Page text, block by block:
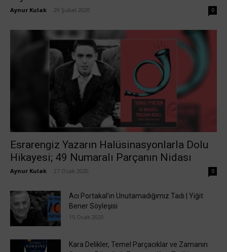
Aynur Kulak 29 Şubat 2020 0
Esrarengiz Yazarın Halüsinasyonlarla Dolu
Hikayesi; 49 Numaralı Parçanın Nidası
Aynur Kulak 27 Ocak 2020 0
Acı Portakal’ın Unutamadığımız Tadı | Yiğit
Bener Söyleşisi
15 Ocak 2020
Kara Delikler, Temel Parçacıklar ve Zamanın